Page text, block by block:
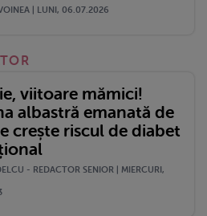
| LUNI, 06.07.2026
viitoare mămici!
albastră emanată de
crește riscul de diabet
- REDACTOR SENIOR | MIERCURI,